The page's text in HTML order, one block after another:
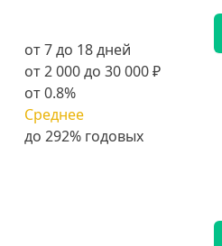
от 7 до 18 дней
от 2 000 до 30 000 ₽
от 0.8%
Среднее